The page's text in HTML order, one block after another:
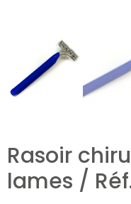
Rasoir
lames /